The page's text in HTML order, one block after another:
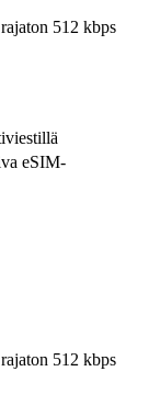
512 kbps
eSIM-
512 kbps